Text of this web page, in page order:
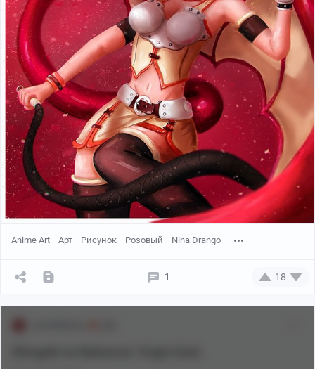
Anime Art Арт Рисунок Розовый Nina Drango
1 18